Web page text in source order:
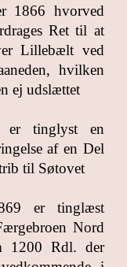
1866 hvorved
Ret til at
Lillebælt ved
hvilken
ej udslættet
er tinglyst en
af en Del
til Søtovet
er tinglæst
Nord
1200 Rdl. der